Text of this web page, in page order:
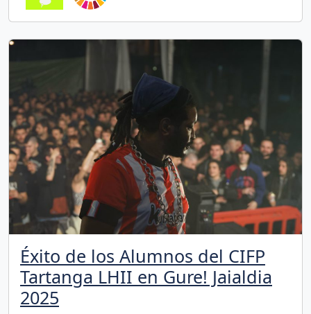
Éxito de los Alumnos del CIFP
Tartanga LHII en Gure! Jaialdia
2025